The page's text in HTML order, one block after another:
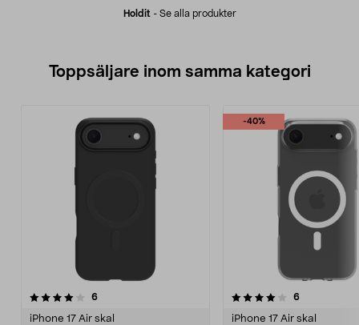
Holdit - Se alla produkter
Toppsäljare inom samma kategori
6recensioner
iPhone 17 Air skal
-40%
4.0 av 5 stjärnor 6recensioner
iPhone 17 Air skal
2.5 av 5 stjärnor